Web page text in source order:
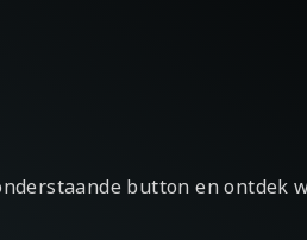
button en ontdek